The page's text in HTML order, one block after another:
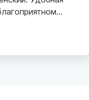
охраняемая,